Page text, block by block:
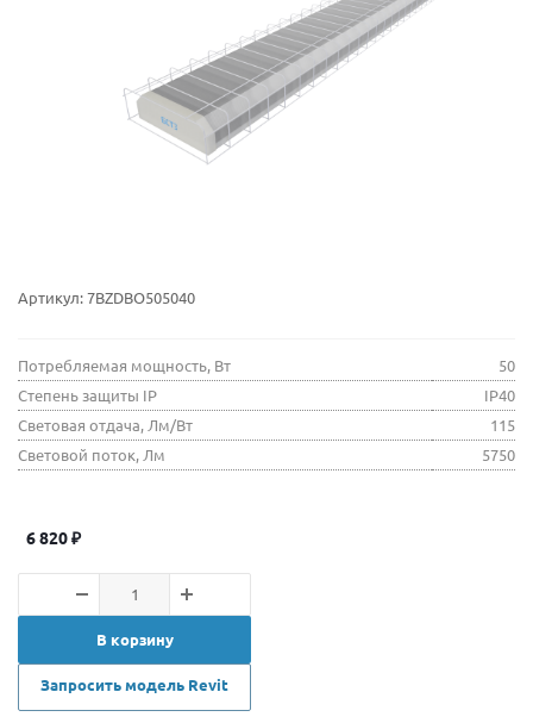
Артикул:7BZDBO505040
Потребляемая мощность, Вт
50
Степень защиты IP
IP40
Световая отдача, Лм/Вт
115
Световой поток, Лм
5750
6 820₽
В корзину
Запросить модель Revit